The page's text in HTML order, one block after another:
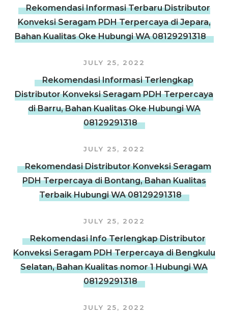
Rekomendasi Informasi Terbaru Distributor
Konveksi Seragam PDH Terpercaya di Jepara,
Bahan Kualitas Oke Hubungi WA 08129291318
JULY 25, 2022
Rekomendasi Informasi Terlengkap
Distributor Konveksi Seragam PDH Terpercaya
di Barru, Bahan Kualitas Oke Hubungi WA
08129291318
JULY 25, 2022
Rekomendasi Distributor Konveksi Seragam
PDH Terpercaya di Bontang, Bahan Kualitas
Terbaik Hubungi WA 08129291318
JULY 25, 2022
Rekomendasi Info Terlengkap Distributor
Konveksi Seragam PDH Terpercaya di Bengkulu
Selatan, Bahan Kualitas nomor 1 Hubungi WA
08129291318
JULY 25, 2022